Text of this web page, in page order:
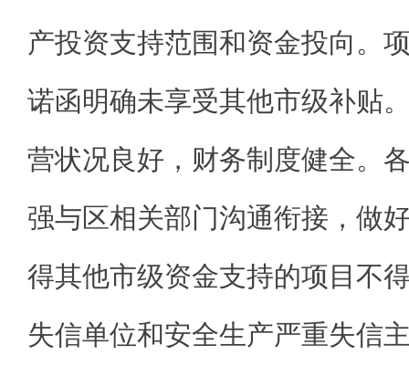
产投资支持范围和资金投向。
诺函明确未享受其他市级补贴
营状况良好，财务制度健全。
强与区相关部门沟通衔接，做
得其他市级资金支持的项目不
失信单位和安全生产严重失信